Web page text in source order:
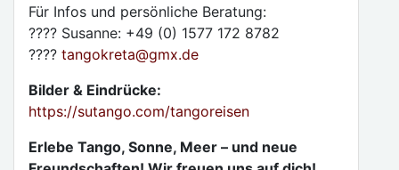
Für Infos und persönliche Beratung:
???? Susanne: +49 (0) 1577 172 8782
???? tangokreta@gmx.de
Bilder & Eindrücke:
https://sutango.com/tangoreisen
Erlebe Tango, Sonne, Meer – und neue